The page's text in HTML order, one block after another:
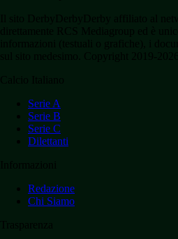
Serie A
Serie B
Serie C
Dilettanti
Redazione
Chi Siamo